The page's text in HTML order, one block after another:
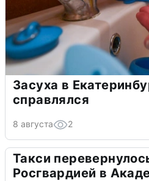
Засуха в
справлялся
8 августа 2
Такси
Росгвардией в